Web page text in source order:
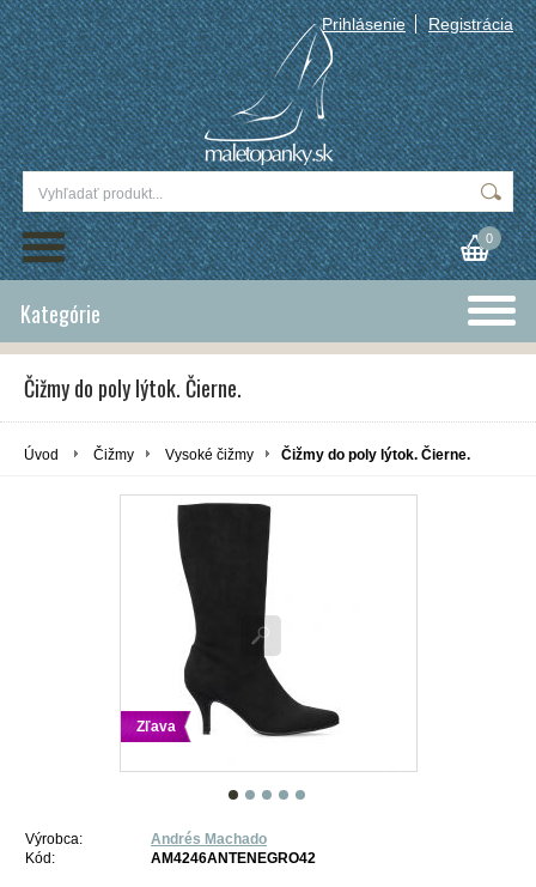
Prihlásenie Registrácia
0
Kategórie
Čižmy do poly lýtok. Čierne.
Úvod Čižmy Vysoké čižmy Čižmy do poly lýtok. Čierne.
Zľava
Výrobca:
Andrés Machado
Kód:
AM4246ANTENEGRO42